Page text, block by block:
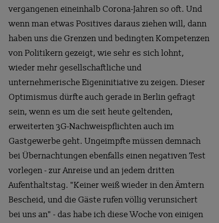
vergangenen eineinhalb Corona-Jahren so oft. Und
wenn man etwas Positives daraus ziehen will, dann
haben uns die Grenzen und bedingten Kompetenzen
von Politikern gezeigt, wie sehr es sich lohnt,
wieder mehr gesellschaftliche und
unternehmerische Eigeninitiative zu zeigen. Dieser
Optimismus dürfte auch gerade in Berlin gefragt
sein, wenn es um die seit heute geltenden,
erweiterten 3G-Nachweispflichten auch im
Gastgewerbe geht. Ungeimpfte müssen demnach
bei Übernachtungen ebenfalls einen negativen Test
vorlegen - zur Anreise und an jedem dritten
Aufenthaltstag. "Keiner weiß wieder in den Ämtern
Bescheid, und die Gäste rufen völlig verunsichert
bei uns an" - das habe ich diese Woche von einigen